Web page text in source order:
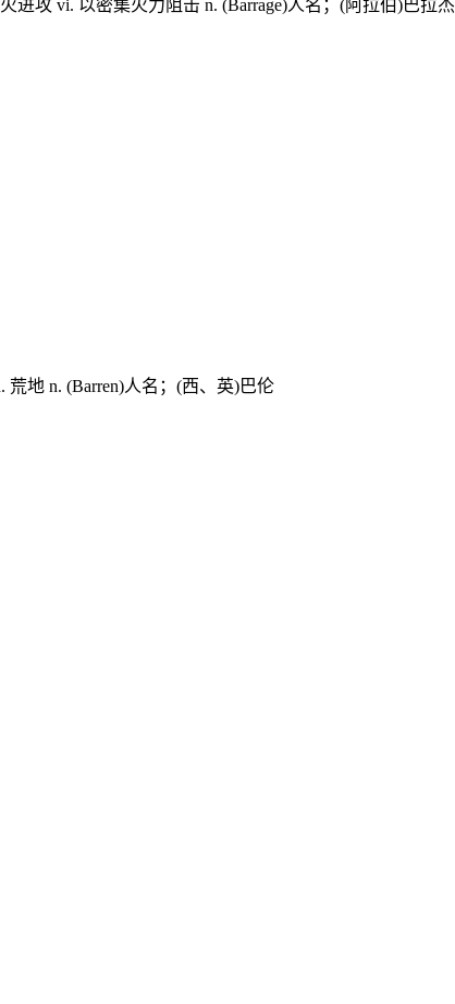
攻 vi. 以密集火力阻击 n. (Barrage)人名；(阿拉伯)巴拉杰
地 n. (Barren)人名；(西、英)巴伦